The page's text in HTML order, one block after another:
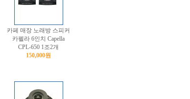
카페 매장 노래방 스피커
카펠라 6인치 Capella
CPL-650 1조2개
150,000원